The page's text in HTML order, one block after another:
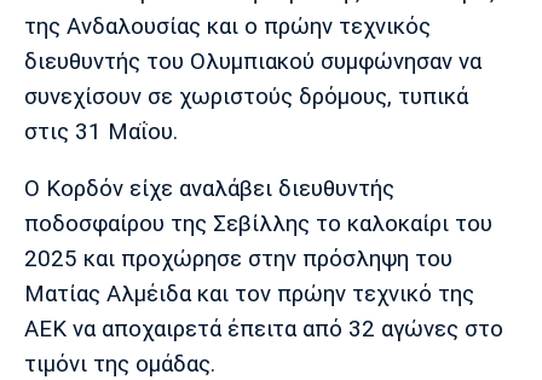
Πολιτισμός
Τραγούδια
Cine Spot
Running
Media
Παρασκήνιο
Πρόγραμμα TV
Ιωνικός Κηφισιά Πανσερραϊκός
Μπαρτσελόνα
Ρεάλ
Μαδρίτης
Ατλέτικο
Μαδρίτης
της Ανδαλουσίας και ο πρώην τεχνικός
διευθυντής του Ολυμπιακού συμφώνησαν να
συνεχίσουν σε χωριστούς δρόμους, τυπικά
στις 31 Μαΐου.
Ο Κορδόν είχε αναλάβει διευθυντής
ποδοσφαίρου της Σεβίλλης το καλοκαίρι του
2025 και προχώρησε στην πρόσληψη του
Ματίας Αλμέιδα και τον πρώην τεχνικό της
ΑΕΚ να αποχαιρετά έπειτα από 32 αγώνες στο
τιμόνι της ομάδας.